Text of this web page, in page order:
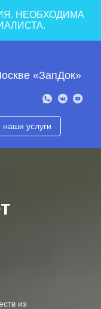
НЕОБХОДИМА
«ЗапДок»
наши услуги
из